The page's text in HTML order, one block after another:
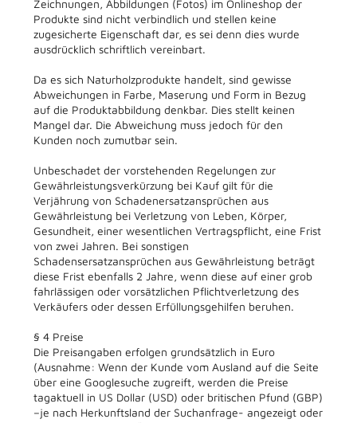
Zeichnungen, Abbildungen (Fotos) im Onlineshop der
Produkte sind nicht verbindlich und stellen keine
zugesicherte Eigenschaft dar, es sei denn dies wurde
ausdrücklich schriftlich vereinbart.
Da es sich Naturholzprodukte handelt, sind gewisse
Abweichungen in Farbe, Maserung und Form in Bezug
auf die Produktabbildung denkbar. Dies stellt keinen
Mangel dar. Die Abweichung muss jedoch für den
Kunden noch zumutbar sein.
Unbeschadet der vorstehenden Regelungen zur
Gewährleistungsverkürzung bei Kauf gilt für die
Verjährung von Schadenersatzansprüchen aus
Gewährleistung bei Verletzung von Leben, Körper,
Gesundheit, einer wesentlichen Vertragspflicht, eine Frist
von zwei Jahren. Bei sonstigen
Schadensersatzansprüchen aus Gewährleistung beträgt
diese Frist ebenfalls 2 Jahre, wenn diese auf einer grob
fahrlässigen oder vorsätzlichen Pflichtverletzung des
Verkäufers oder dessen Erfüllungsgehilfen beruhen.
§ 4 Preise
Die Preisangaben erfolgen grundsätzlich in Euro
(Ausnahme: Wenn der Kunde vom Ausland auf die Seite
über eine Googlesuche zugreift, werden die Preise
tagaktuell in US Dollar (USD) oder britischen Pfund (GBP)
–je nach Herkunftsland der Suchanfrage- angezeigt oder